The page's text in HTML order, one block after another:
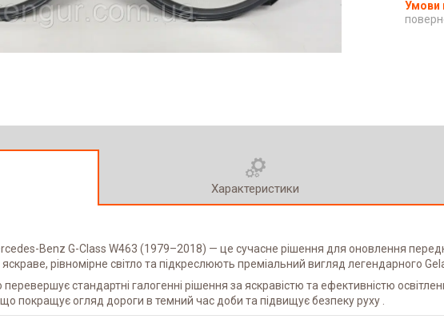
Характеристики
Benz G-Class W463 (1979–2018) — це сучасне рішення для оновлення
рівномірне світло та підкреслюють преміальний вигляд легендарного
стандартні галогенні рішення за яскравістю та ефективністю
покращує огляд дороги в темний час доби та підвищує безпеку руху .